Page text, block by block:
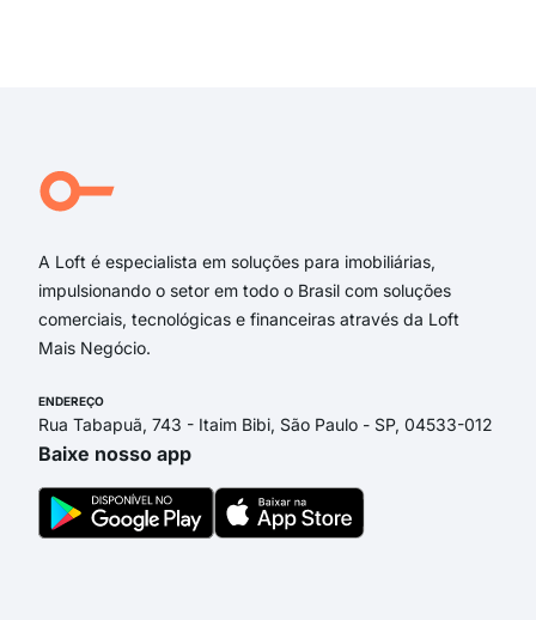
A Loft é especialista em soluções para imobiliárias,
impulsionando o setor em todo o Brasil com soluções
comerciais, tecnológicas e financeiras através da Loft
Mais Negócio.
ENDEREÇO
Rua Tabapuã, 743 - Itaim Bibi, São Paulo - SP, 04533-012
Baixe nosso app